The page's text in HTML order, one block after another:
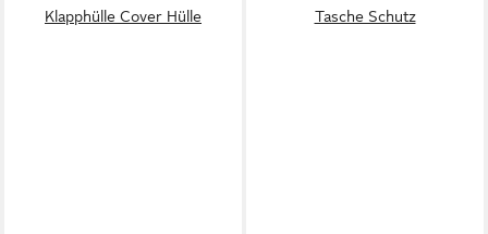
Klapphülle Cover Hülle
Tasche Schutz